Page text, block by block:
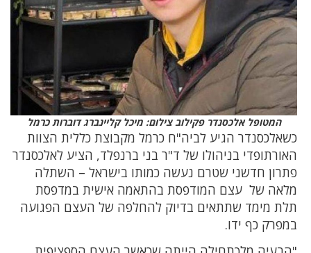
המטופל אלכסנדר פקילוב צילום: מיכל קליינברג דוברות כרמל
כשאלכסנדר הגיע לביה"ח כרמל מקבוצת כללית הצוות
האורתופדי בניהולו של ד"ר בני ברנפלד, הציע לאלכסנדר
פתרון חדשני שטרם נעשה כמותו בישראל – השתלה
מלאה של עצם המודפסת בהתאמה אישית במדפסת
תלת מימד שתתאים בדיוק להחלפה של העצם הפגועה
במפרק כף ידו.